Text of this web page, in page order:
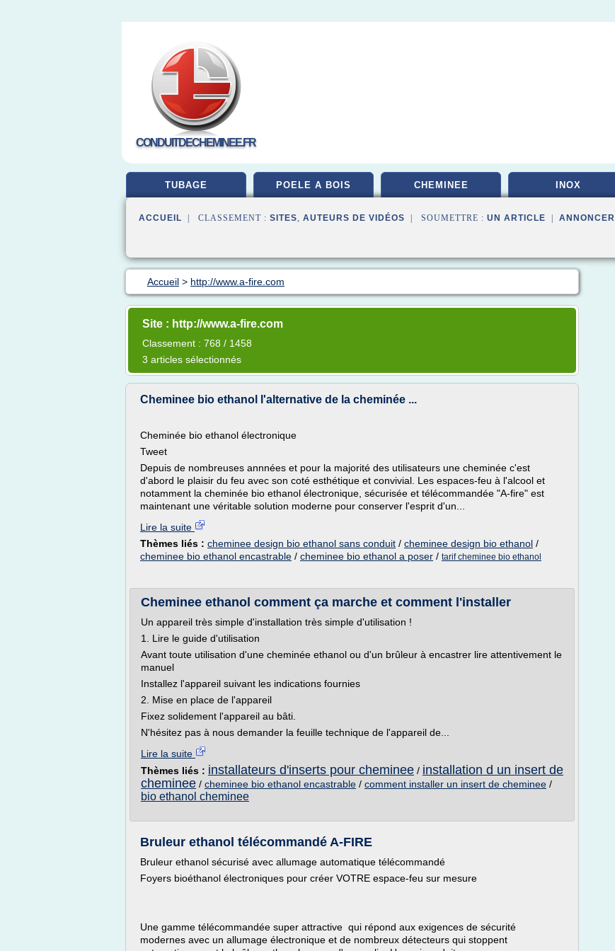
CONDUITDECHEMINEE.FR
TUBAGE POELE A BOIS CHEMINEE INOX
ACCUEIL | CLASSEMENT : SITES, AUTEURS DE VIDÉOS | SOUMETTRE : UN ARTICLE ANNONCER
Accueil > http://www.a-fire.com
Site : http://www.a-fire.com
Classement : 768 / 1458
3 articles sélectionnés
Cheminee bio ethanol l'alternative de la cheminée ...
Cheminée bio ethanol électronique
Tweet
Depuis de nombreuses annnées et pour la majorité des utilisateurs une cheminée c'est
d'abord le plaisir du feu avec son coté esthétique et convivial. Les espaces-feu à l'alcool et
notamment la cheminée bio ethanol électronique, sécurisée et télécommandée "A-fire" est
maintenant une véritable solution moderne pour conserver l'esprit d'un...
Lire la suite
Thèmes liés : cheminee design bio ethanol sans conduit / cheminee design bio ethanol /
cheminee bio ethanol encastrable / cheminee bio ethanol a poser / tarif cheminee bio ethanol
Cheminee ethanol comment ça marche et comment l'installer
Un appareil très simple d'installation très simple d'utilisation !
1. Lire le guide d'utilisation
Avant toute utilisation d'une cheminée ethanol ou d'un brûleur à encastrer lire attentivement le
manuel
Installez l'appareil suivant les indications fournies
2. Mise en place de l'appareil
Fixez solidement l'appareil au bâti.
N'hésitez pas à nous demander la feuille technique de l'appareil de...
Lire la suite
Thèmes liés : installateurs d'inserts pour cheminee / installation d un insert de
cheminee / cheminee bio ethanol encastrable / comment installer un insert de cheminee /
bio ethanol cheminee
Bruleur ethanol télécommandé A-FIRE
Bruleur ethanol sécurisé avec allumage automatique télécommandé
Foyers bioéthanol électroniques pour créer VOTRE espace-feu sur mesure
Une gamme télécommandée super attractive qui répond aux exigences de sécurité
modernes avec un allumage électronique et de nombreux détecteurs qui stoppent